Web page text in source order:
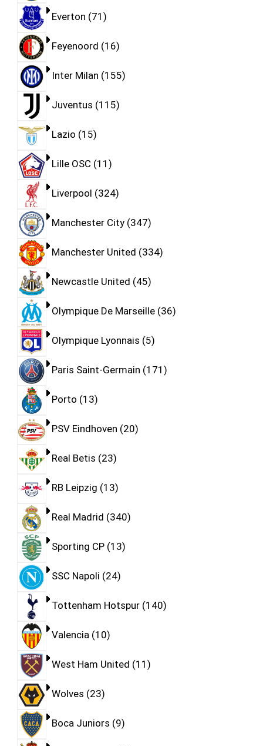
Everton 71
Feyenoord 16
Inter Milan 155
Juventus 115
Lazio 15
Lille OSC 11
Liverpool 324
Manchester City 347
Manchester United 334
Newcastle United 45
Olympique De Marseille 36
Olympique Lyonnais 5
Paris Saint-Germain 171
Porto 13
PSV Eindhoven 20
Real Betis 23
RB Leipzig 13
Real Madrid 340
Sporting CP 13
SSC Napoli 24
Tottenham Hotspur 140
Valencia 10
West Ham United 11
Wolves 23
Boca Juniors 9